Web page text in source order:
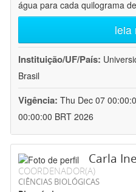
água para cada quilograma
leia
Instituição/UF/País:
Brasil
Vigência: Thu Dec 07
00:00:00 BRT 2026
Carla
COORDENADOR(A)
CIÊNCIAS BIOLÓGICAS